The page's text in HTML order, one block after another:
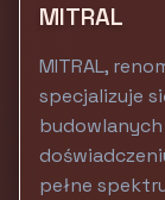
MITRAL
MITRAL,
specjalizuje
pełne